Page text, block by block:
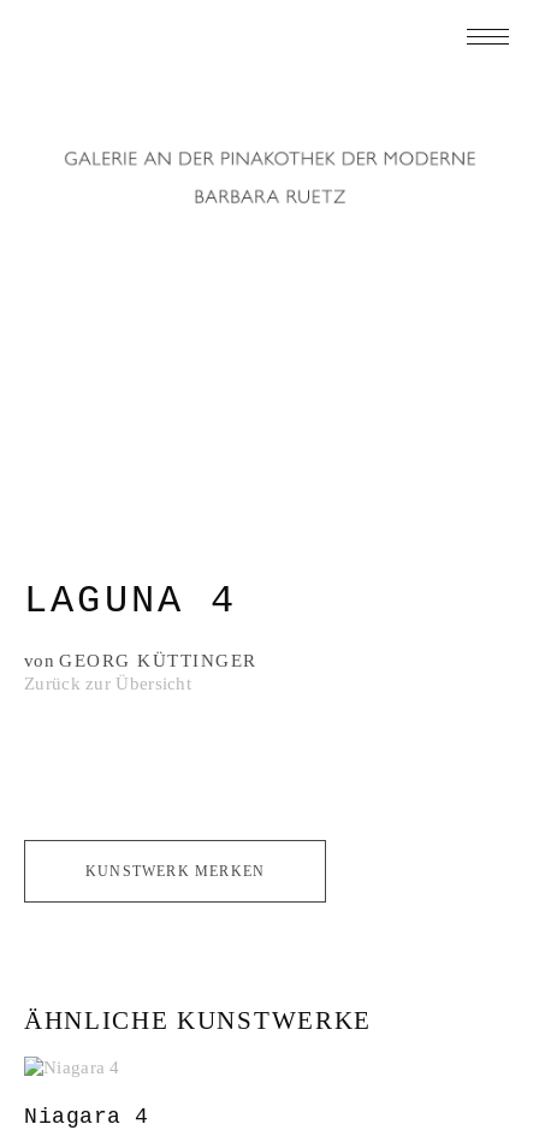
LAGUNA 4
vonGEORG KÜTTINGER
Zurück zur Übersicht
KUNSTWERK MERKEN
ÄHNLICHE KUNSTWERKE
Niagara 4